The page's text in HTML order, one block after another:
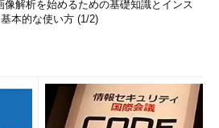
像解析を始めるための基礎知識とインス
基本的な使い方 (1/2)